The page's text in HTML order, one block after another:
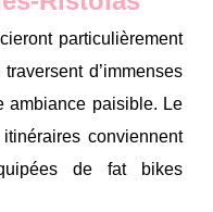
particulièrement
d’immenses
ambiance paisible. Le
conviennent
de fat bikes